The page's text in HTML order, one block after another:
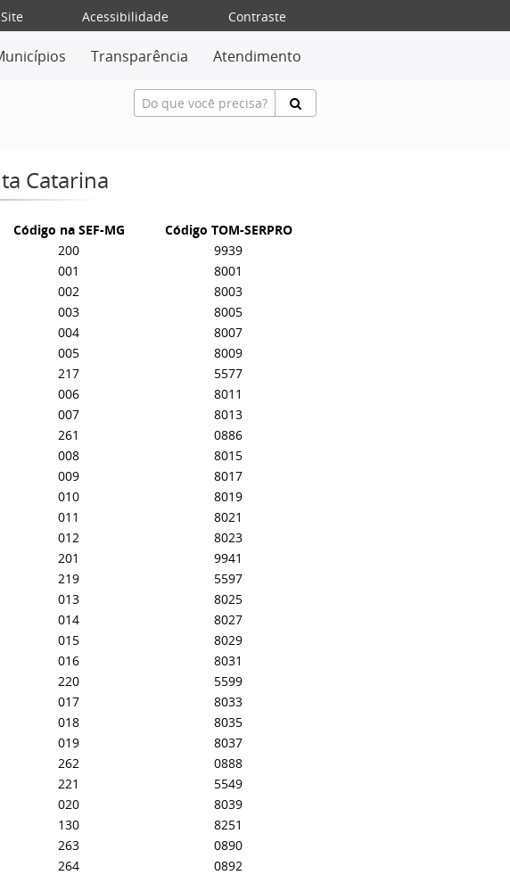
Acessibilidade
Contraste
Transparência Atendimento
Catarina
Código na SEF-MG
Código TOM-SERPRO
200
9939
001
8001
002
8003
003
8005
004
8007
005
8009
217
5577
006
8011
007
8013
261
0886
008
8015
009
8017
010
8019
011
8021
012
8023
201
9941
219
5597
013
8025
014
8027
015
8029
016
8031
220
5599
017
8033
018
8035
019
8037
262
0888
221
5549
020
8039
130
8251
263
0890
264
0892